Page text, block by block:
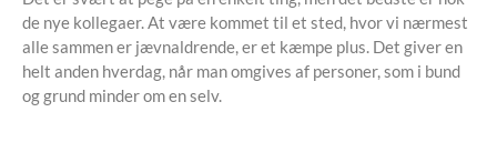
de nye kollegaer. At være kommet til et sted, hvor vi nærmest
alle sammen er jævnaldrende, er et kæmpe plus. Det giver en
helt anden hverdag, når man omgives af personer, som i bund
og grund minder om en selv.